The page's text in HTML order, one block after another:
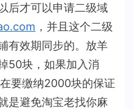
后才可以申请二级域
，并且这个二级
有效期同步的。放羊
50块，如果加入消
要缴纳2000块的保证
是避免淘宝老找你麻